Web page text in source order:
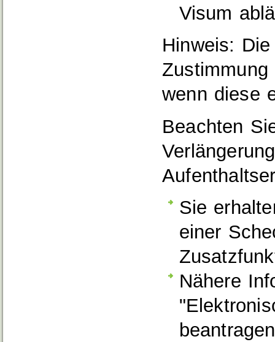
Visum
Hinweis:
wenn diese
Beachten
Sie
einer
Nähere
"
beantragen